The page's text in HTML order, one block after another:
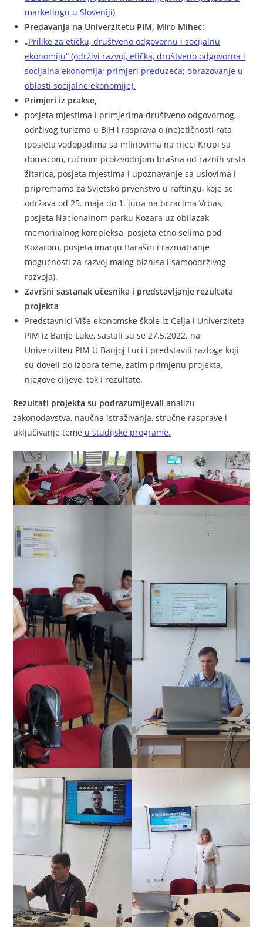
marketingu u Sloveniji)
Predavanja na Univerzitetu PIM, Miro Mihec:
„Prilike za etičku, društveno odgovornu i socijalnu
ekonomiju“ (održivi razvoj, etička, društveno odgovorna i
socijalna ekonomija; primjeri preduzeća; obrazovanje u
oblasti socijalne ekonomije).
Primjeri iz prakse,
posjeta mjestima i primjerima društveno odgovornog,
održivog turizma u BiH i rasprava o (ne)etičnosti rata
(posjeta vodopadima sa mlinovima na rijeci Krupi sa
domaćom, ručnom proizvodnjom brašna od raznih vrsta
žitarica, posjeta mjestima i upoznavanje sa uslovima i
pripremama za Svjetsko prvenstvo u raftingu, koje se
održava od 25. maja do 1. juna na brzacima Vrbas,
posjeta Nacionalnom parku Kozara uz obilazak
memorijalnog kompleksa, posjeta etno selima pod
Kozarom, posjeta imanju Barašin i razmatranje
mogućnosti za razvoj malog biznisa i samoodrživog
razvoja).
Završni sastanak učesnika i predstavljanje rezultata
projekta
Predstavnici Više ekonomske škole iz Celja i Univerziteta
PIM iz Banje Luke, sastali su se 27.5.2022. na
Univerzitteu PIM U Banjoj Luci i predstavili razloge koji
su doveli do izbora teme, zatim primjenu projekta,
njegove ciljeve, tok i rezultate.
Rezultati projekta su podrazumijevali analizu
zakonodavstva, naučna istraživanja, stručne rasprave i
uključivanje teme u studijske programe.